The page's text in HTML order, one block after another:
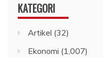
KATEGORI
Artikel (32)
Ekonomi (1,007)